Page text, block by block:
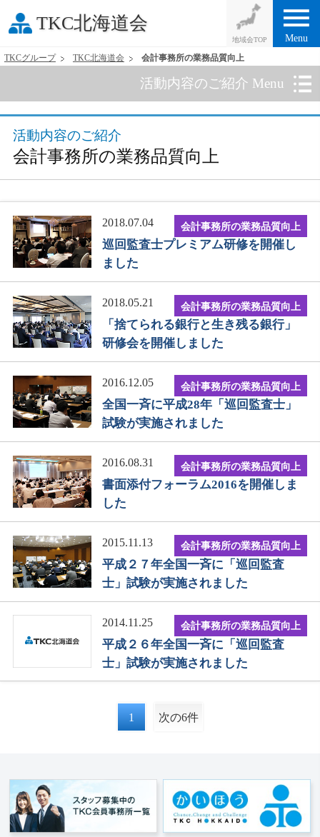
TKC北海道会 menu
Menu
TKCグループ TKC北海道会 会計事務所の業務品質向上
活動内容のご紹介 Menu
活動内容のご紹介
会計事務所の業務品質向上
会計事務所の業務品質向上
2018.07.04
巡回監査士プレミアム研修を開催し
ました
会計事務所の業務品質向上
2018.05.21
「捨てられる銀行と生き残る銀行」
研修会を開催しました
会計事務所の業務品質向上
2016.12.05
全国一斉に平成28年「巡回監査士」
試験が実施されました
会計事務所の業務品質向上
2016.08.31
書面添付フォーラム2016を開催しま
した
会計事務所の業務品質向上
2015.11.13
平成２７年全国一斉に「巡回監査
士」試験が実施されました
会計事務所の業務品質向上
2014.11.25
平成２６年全国一斉に「巡回監査
士」試験が実施されました
1 次の6件